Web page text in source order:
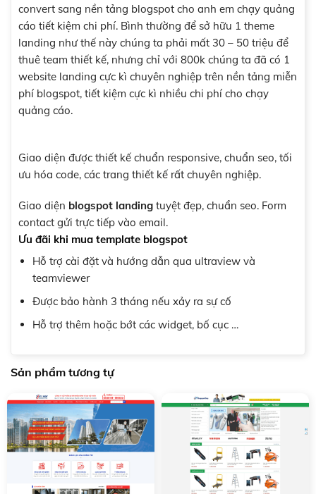
convert sang nền tảng blogspot cho anh em chạy quảng
cáo tiết kiệm chi phí. Bình thường để sở hữu 1 theme
landing như thế này chúng ta phải mất 30 – 50 triệu để
thuê team thiết kế, nhưng chỉ với 800k chúng ta đã có 1
website landing cực kì chuyên nghiệp trên nền tảng miễn
phí blogspot, tiết kiệm cực kì nhiều chi phí cho chạy
quảng cáo.
Giao diện được thiết kế chuẩn responsive, chuẩn seo, tối
ưu hóa code, các trang thiết kế rất chuyên nghiệp.
Giao diện blogspot landing tuyệt đẹp, chuẩn seo. Form
contact gửi trực tiếp vào email.
Ưu đãi khi mua template blogspot
Hỗ trợ cài đặt và hướng dẫn qua ultraview và
teamviewer
Được bảo hành 3 tháng nếu xảy ra sự cố
Hỗ trợ thêm hoặc bớt các widget, bố cục …
Sản phẩm tương tự